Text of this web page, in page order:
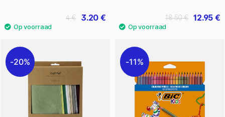
3.20 €
4 € 12.95 €
18.50 €
20% 11%